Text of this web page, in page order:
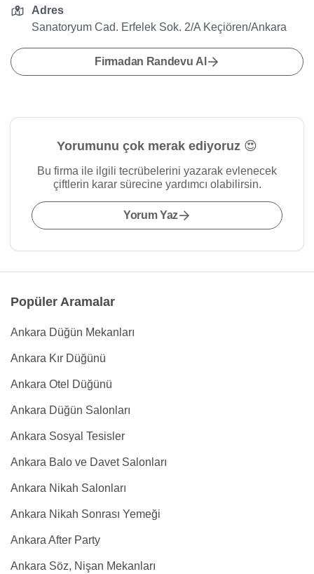
Adres
Sanatoryum Cad. Erfelek Sok. 2/A Keçiören/Ankara
Firmadan Randevu Al
Yorumunu çok merak ediyoruz 😍
Bu firma ile ilgili tecrübelerini yazarak evlenecek
çiftlerin karar sürecine yardımcı olabilirsin.
Yorum Yaz
Popüler Aramalar
Ankara Düğün Mekanları
Ankara Kır Düğünü
Ankara Otel Düğünü
Ankara Düğün Salonları
Ankara Sosyal Tesisler
Ankara Balo ve Davet Salonları
Ankara Nikah Salonları
Ankara Nikah Sonrası Yemeği
Ankara After Party
Ankara Söz, Nişan Mekanları